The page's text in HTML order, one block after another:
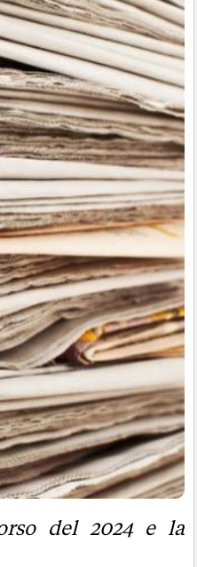
del 2024 e la